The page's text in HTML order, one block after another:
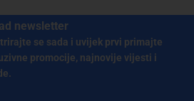
newsletter
se sada i uvijek prvi primajte
promocije, najnovije vijesti i